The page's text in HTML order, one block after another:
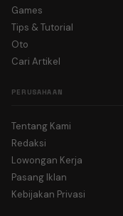
Games
Tips & Tutorial
Oto
Cari Artikel
PERUSAHAAN
Tentang Kami
Redaksi
Lowongan Kerja
Pasang Iklan
Kebijakan Privasi